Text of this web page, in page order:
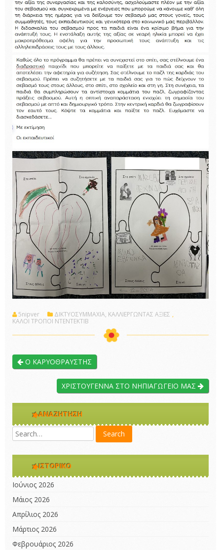
5nipver ΔΙΚΤΥΟΣΥΜΜΑΧΙΑ, ΚΑΛΛΙΕΡΓΩΝΤΑΣ ΑΞΙΕΣ ,
ΚΑΛΟΙ ΤΡΟΠΟΙ ΝΤΕΝΤΕΚΤΙΒ
O ΚΑΡΥΟΘΡΑΥΣΤΗΣ
ΧΡΙΣΤΟΥΓΕΝΝΑ ΣΤΟ ΝΗΠΙΑΓΩΓΕΙΟ ΜΑΣ
ΑΝΑΖΉΤΗΣΗ
ΙΣΤΟΡΙΚΌ
Ιούνιος 2026
Μάιος 2026
Απρίλιος 2026
Μάρτιος 2026
Φεβρουάριος 2026